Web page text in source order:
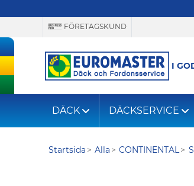
FÖRETAGSKUND
I
DÄCK DÄCKSERVICE
Startsida Alla CONTINENTAL